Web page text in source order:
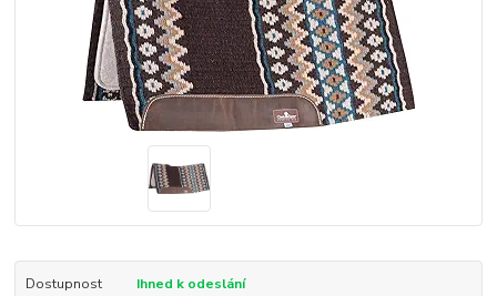
Dostupnost Ihned k odeslání